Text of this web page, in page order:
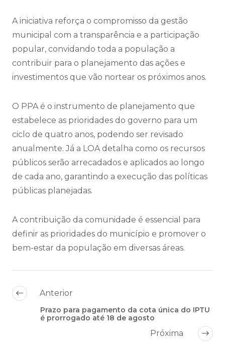
A iniciativa reforça o compromisso da gestão
municipal com a transparência e a participação
popular, convidando toda a população a
contribuir para o planejamento das ações e
investimentos que vão nortear os próximos anos.
O PPA é o instrumento de planejamento que
estabelece as prioridades do governo para um
ciclo de quatro anos, podendo ser revisado
anualmente. Já a LOA detalha como os recursos
públicos serão arrecadados e aplicados ao longo
de cada ano, garantindo a execução das políticas
públicas planejadas.
A contribuição da comunidade é essencial para
definir as prioridades do município e promover o
bem-estar da população em diversas áreas.
Anterior
Prazo para pagamento da cota única do IPTU
é prorrogado até 18 de agosto
Próxima